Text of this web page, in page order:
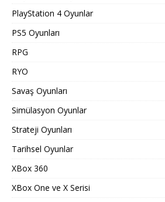
PlayStation 4 Oyunlar
PS5 Oyunları
RPG
RYO
Savaş Oyunları
Simülasyon Oyunlar
Strateji Oyunları
Tarihsel Oyunlar
XBox 360
XBox One ve X Serisi